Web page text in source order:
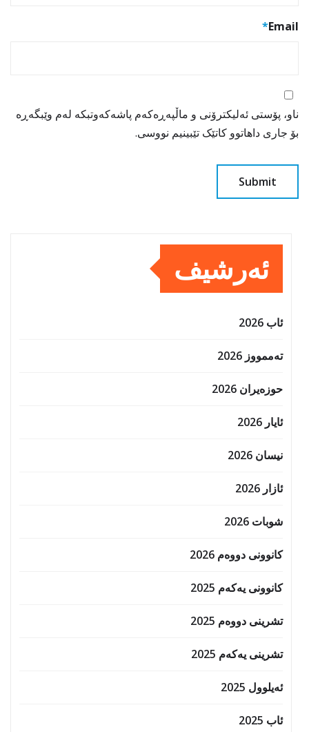
Email
*
ناو، پۆستی ئەلیکترۆنی و ماڵپەڕەکەم پاشەکەوتبکە لەم وێبگەڕە
بۆ جاری داهاتوو کاتێک تێبینیم نووسی.
ئەرشیف
ئاب 2026
تەممووز 2026
حوزه‌یران 2026
ئایار 2026
نیسان 2026
ئازار 2026
شوبات 2026
کانوونی دووەم 2026
کانوونی یەکەم 2025
تشرینی دووەم 2025
تشرینی یەکەم 2025
ئەیلوول 2025
ئاب 2025